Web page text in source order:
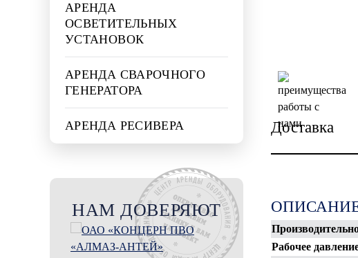
АРЕНДА
ОСВЕТИТЕЛЬНЫХ
УСТАНОВОК
АРЕНДА СВАРОЧНОГО
ГЕНЕРАТОРА
АРЕНДА РЕСИВЕРА
НАМ ДОВЕРЯЮТ
Доставка
Рабочее